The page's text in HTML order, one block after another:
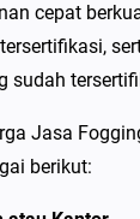
cepat
sudah
Jasa
berikut: